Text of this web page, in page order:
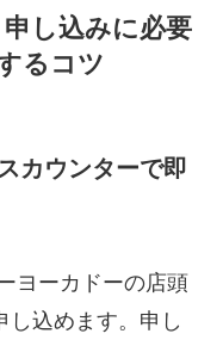
し込みに必要
るコツ
カウンターで即
ヨーカドーの店頭
し込めます。申し